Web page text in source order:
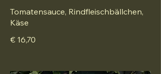
Tomatensauce, Rindfleischbällchen,
Käse
€ 16,70